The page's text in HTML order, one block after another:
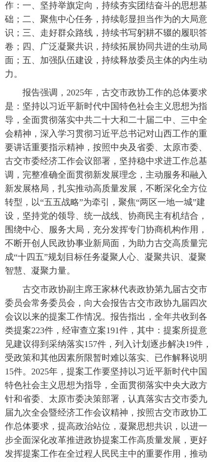
作：一、坚持举旗定向，持续夯实团结奋斗的思想基
础；二、聚焦中心任务，持续彰显担当作为的大局意
识；三、走好群众路线，持续书写躬耕不辍的履职答
卷；四、广泛凝聚共识，持续拓展协同共进的生动局
面；五、加强队伍建设，持续释放委员主体的内生动
力。
报告强调，2025年，古交市政协工作的总体要求
是：坚持以习近平新时代中国特色社会主义思想为指
导，全面贯彻落实中共二十大和二十届二中、三中全
会精神，深入学习贯彻习近平总书记对山西工作的重
要讲话重要指示精神，按照中央及省委、太原市委、
古交市委经济工作会议部署，坚持稳中求进工作总基
调，完整准确全面贯彻新发展理念，主动服务和融入
新发展格局，扎实推动高质量发展，不断深化全方位
转型，以“五五战略”为牵引，聚焦“两区一地一城”建
设，坚持党的领导、统一战线、协商民主有机结合，
围绕中心、服务大局，充分发挥专门协商机构作用，
不断开创人民政协事业新局面，为助力古交高质量完
成“十四五”规划目标任务凝聚人心、凝聚共识、凝聚
智慧、凝聚力量。
古交市政协副主席王家林代表政协第九届古交市
委员会常务委员会，向大会报告古交市政协九届四次
会议以来的提案工作情况。报告指出，全年共收到各
类提案223件，经审查立案191件，其中：提案所提意
见建议得到采纳落实157件，列入计划逐步解决19件，
受政策和其他因素所限暂时难以落实、已作解释说明
15件。2025年，提案工作要坚持以习近平新时代中国
特色社会主义思想为指导，全面贯彻落实中央大政方
针和省委、太原市委决策部署，认真落实古交市委九
届九次全会暨经济工作会议精神，按照古交市政协工
作总体要求，提高政治站位，凝聚思想共识，以进一
步全面深化改革推进政协提案工作高质量发展，更好
发挥提案工作在全过程人民民主中的重要作用，推动